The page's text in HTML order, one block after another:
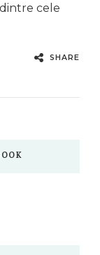
cele
SHARE